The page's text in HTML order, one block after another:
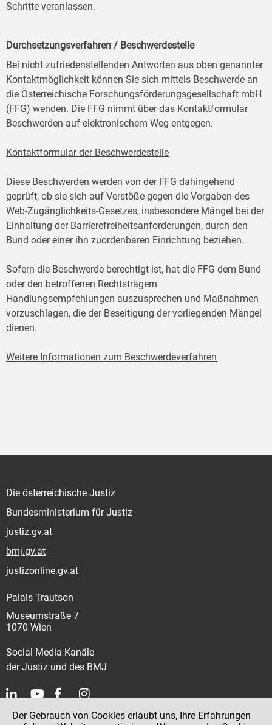
Schritte veranlassen.
Durchsetzungsverfahren / Beschwerdestelle
Bei nicht zufriedenstellenden Antworten aus oben genannter
Kontaktmöglichkeit können Sie sich mittels Beschwerde an
die Österreichische Forschungsförderungsgesellschaft mbH
(FFG) wenden. Die FFG nimmt über das Kontaktformular
Beschwerden auf elektronischem Weg entgegen.
Kontaktformular der Beschwerdestelle
Diese Beschwerden werden von der FFG dahingehend
geprüft, ob sie sich auf Verstöße gegen die Vorgaben des
Web-Zugänglichkeits-Gesetzes, insbesondere Mängel bei der
Einhaltung der Barrierefreiheitsanforderungen, durch den
Bund oder einer ihn zuordenbaren Einrichtung beziehen.
Sofern die Beschwerde berechtigt ist, hat die FFG dem Bund
oder den betroffenen Rechtsträgern
Handlungsempfehlungen auszusprechen und Maßnahmen
vorzuschlagen, die der Beseitigung der vorliegenden Mängel
dienen.
Weitere Informationen zum Beschwerdeverfahren
Die österreichische Justiz
Bundesministerium für Justiz
justiz.gv.at
bmj.gv.at
justizonline.gv.at
Palais Trautson
Museumstraße 7
1070 Wien
Social Media Kanäle
der Justiz und des BMJ
Kontakt
Der Gebrauch von Cookies erlaubt uns, Ihre Erfahrungen